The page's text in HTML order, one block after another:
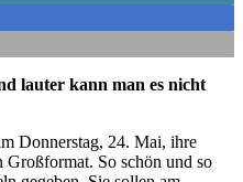
lauter kann man es nicht
Donnerstag, 24. Mai, ihre
So schön und so